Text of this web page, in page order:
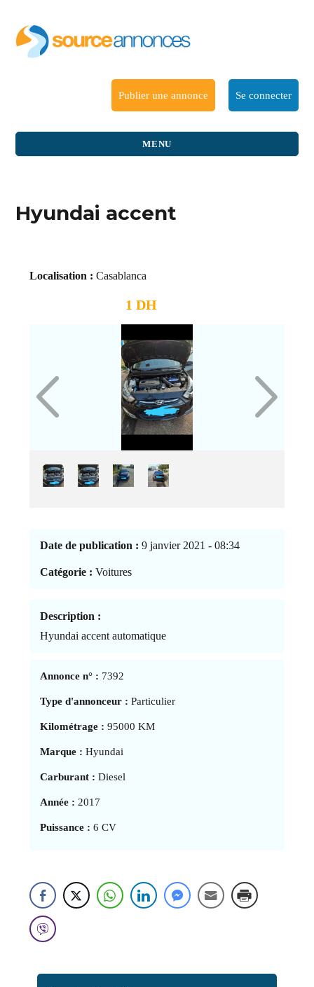
Publier une annonce Se connecter
MENU
Hyundai accent
Localisation : Casablanca
1 DH
Date de publication : 9 janvier 2021 - 08:34
Catégorie : Voitures
Description :
Hyundai accent automatique
Annonce n° : 7392
Type d'annonceur : Particulier
Kilométrage : 95000 KM
Marque : Hyundai
Carburant : Diesel
Année : 2017
Puissance : 6 CV